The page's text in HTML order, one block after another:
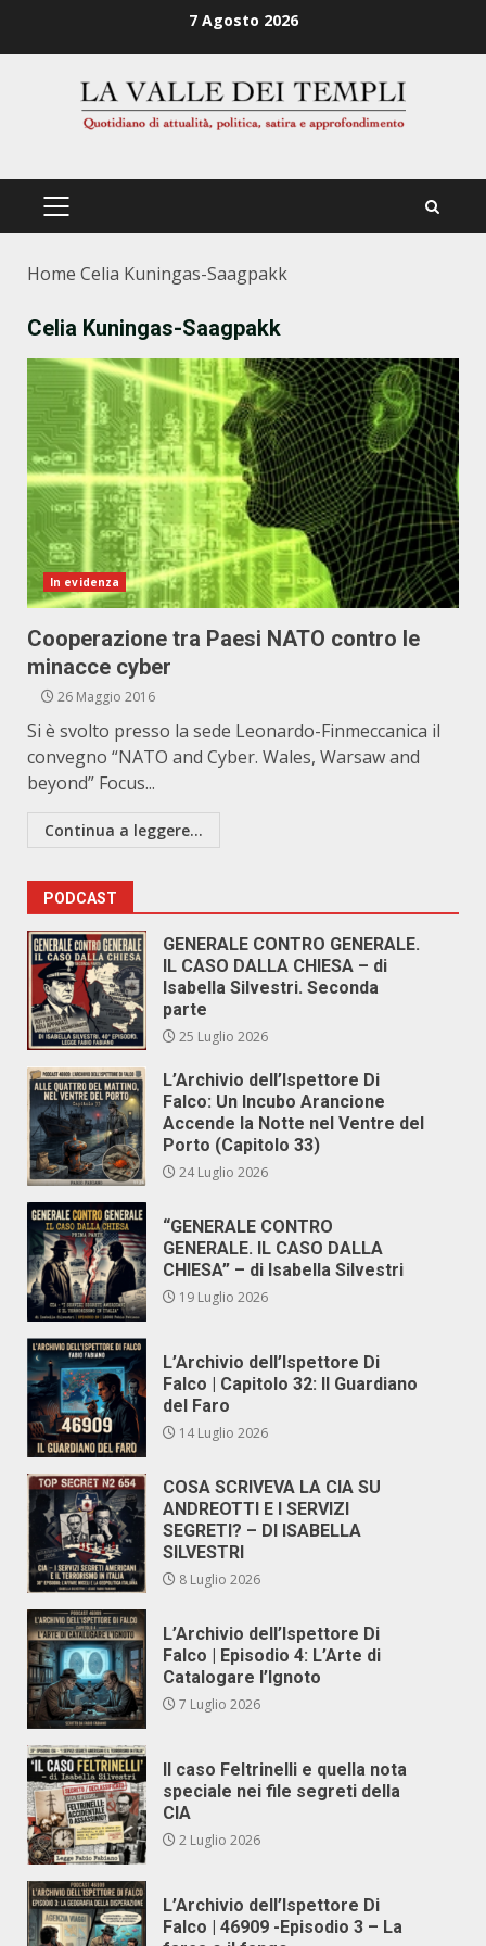
7 Agosto 2026
PRIMÄRES
Home Celia Kuningas-Saagpakk
Celia Kuningas-Saagpakk
In evidenza
Cooperazione tra Paesi NATO contro le
minacce cyber
26 Maggio 2016
Si è svolto presso la sede Leonardo-Finmeccanica il
convegno “NATO and Cyber. Wales, Warsaw and
beyond” Focus...
Continua a leggere...
PODCAST
GENERALE CONTRO GENERALE.
IL CASO DALLA CHIESA – di
Isabella Silvestri. Seconda
parte
25 Luglio 2026
L’Archivio dell’Ispettore Di
Falco: Un Incubo Arancione
Accende la Notte nel Ventre del
Porto (Capitolo 33)
24 Luglio 2026
“GENERALE CONTRO
GENERALE. IL CASO DALLA
CHIESA” – di Isabella Silvestri
19 Luglio 2026
L’Archivio dell’Ispettore Di
Falco | Capitolo 32: Il Guardiano
del Faro
14 Luglio 2026
COSA SCRIVEVA LA CIA SU
ANDREOTTI E I SERVIZI
SEGRETI? – DI ISABELLA
SILVESTRI
8 Luglio 2026
L’Archivio dell’Ispettore Di
Falco | Episodio 4: L’Arte di
Catalogare l’Ignoto
7 Luglio 2026
Il caso Feltrinelli e quella nota
speciale nei file segreti della
CIA
2 Luglio 2026
L’Archivio dell’Ispettore Di
Falco | 46909 -Episodio 3 – La